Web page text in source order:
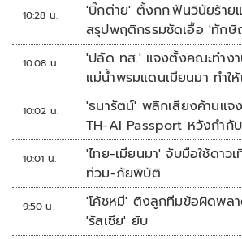
10:28 น.
'บิ๊กต่าย' ตั้งกก.ฟันวินัยร้าย
สรุปพฤติกรรมชัดเอื้อ 'ทัก
10:08 น.
'ปลัด ทส.' แจงตั้งคณะทำง
แม่น้ำพรมแดนเมียนมา ทำใ
10:02 น.
'ธนารัตน์' พลิกเสียงค้านแจ
TH-AI Passport หวังกำกับ
จุดเด่นคนไทยได้ใช้ AI ระดั
ทางเทคโนโลยี เซฟงบไปก
ใช้เต็มที่เอกชนขาดทุนย่อยยั
10:01 น.
'ไทย-เมียนมา' จับมือใช้ดาว
ท่วม-ภัยพิบัติ
9:50 น.
'โค้ชหมี' ติงลูกทีมข้อผิดพล
'รัสเซีย' ยับ